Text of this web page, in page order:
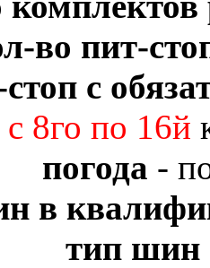
во пит-
стоп с
с 8го по 16й
погода -
в
тип шин